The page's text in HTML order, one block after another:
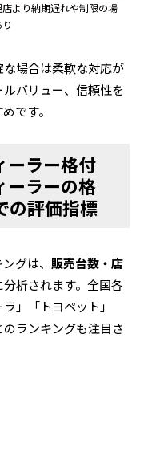
店より納期遅れや制限の場
場合は柔軟な対応が
バリュー、信頼性を
です。
ーラー格付
ーラーの格
の評価指標
グは、 販売台数・店
析されます。全国各
」「トヨペット」
のランキングも注目さ